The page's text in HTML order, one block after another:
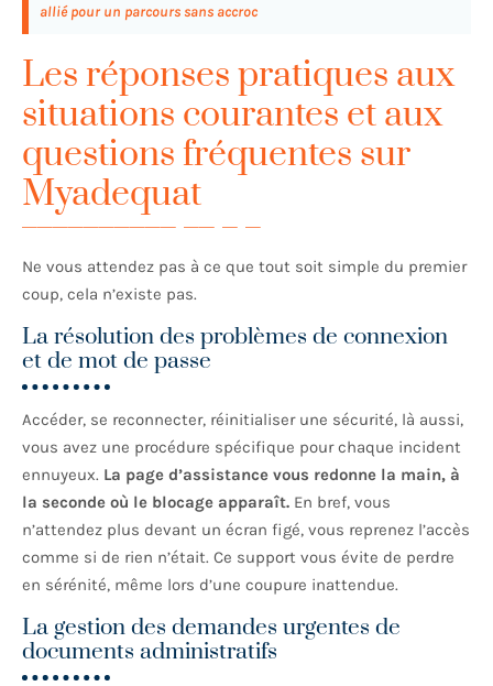
allié pour un parcours sans accroc
Les réponses pratiques aux
situations courantes et aux
questions fréquentes sur
Myadequat
Ne vous attendez pas à ce que tout soit simple du premier
coup, cela n’existe pas.
La résolution des problèmes de connexion
et de mot de passe
Accéder, se reconnecter, réinitialiser une sécurité, là aussi,
vous avez une procédure spécifique pour chaque incident
ennuyeux. La page d’assistance vous redonne la main, à
la seconde où le blocage apparaît. En bref, vous
n’attendez plus devant un écran figé, vous reprenez l’accès
comme si de rien n’était. Ce support vous évite de perdre
en sérénité, même lors d’une coupure inattendue.
La gestion des demandes urgentes de
documents administratifs